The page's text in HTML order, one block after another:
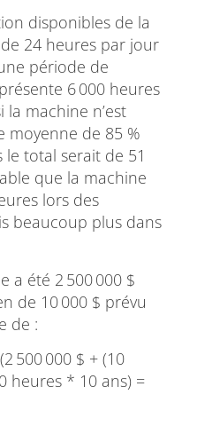
disponibles de la
24 heures par jour
période de
6 000 heures
la machine n’est
moyenne de 85 %
total serait de 51
que la machine
lors des
beaucoup plus dans
a été 2 500 000 $
de 10 000 $ prévu
de :
500 000 $ + (10
heures * 10 ans) =